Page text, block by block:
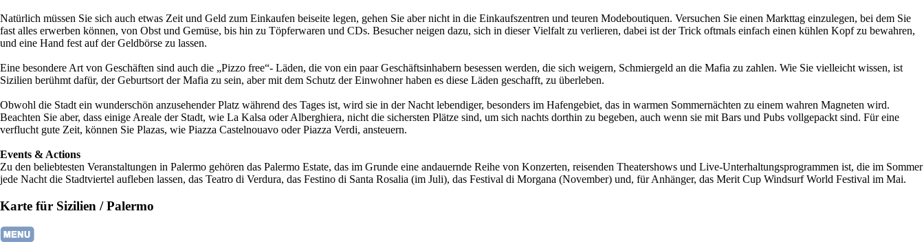
Natürlich müssen Sie sich auch etwas Zeit und Geld zum Einkaufen beiseite legen, gehen Sie aber nicht in die Einkaufszentren und teuren Modeboutiquen. Versuchen Sie einen Markttag einzulegen, bei dem Sie
fast alles erwerben können, von Obst und Gemüse, bis hin zu Töpferwaren und CDs. Besucher neigen dazu, sich in dieser Vielfalt zu verlieren, dabei ist der Trick oftmals einfach einen kühlen Kopf zu bewahren,
und eine Hand fest auf der Geldbörse zu lassen.
Eine besondere Art von Geschäften sind auch die „Pizzo free“- Läden, die von ein paar Geschäftsinhabern besessen werden, die sich weigern, Schmiergeld an die Mafia zu zahlen. Wie Sie vielleicht wissen, ist
Sizilien berühmt dafür, der Geburtsort der Mafia zu sein, aber mit dem Schutz der Einwohner haben es diese Läden geschafft, zu überleben.
Obwohl die Stadt ein wunderschön anzusehender Platz während des Tages ist, wird sie in der Nacht lebendiger, besonders im Hafengebiet, das in warmen Sommernächten zu einem wahren Magneten wird.
Beachten Sie aber, dass einige Areale der Stadt, wie La Kalsa oder Alberghiera, nicht die sichersten Plätze sind, um sich nachts dorthin zu begeben, auch wenn sie mit Bars und Pubs vollgepackt sind. Für eine
verflucht gute Zeit, können Sie Plazas, wie Piazza Castelnouavo oder Piazza Verdi, ansteuern.
Events & Actions
Zu den beliebtesten Veranstaltungen in Palermo gehören das Palermo Estate, das im Grunde eine andauernde Reihe von Konzerten, reisenden Theatershows und Live-Unterhaltungsprogrammen ist, die im Sommer
jede Nacht die Stadtviertel aufleben lassen, das Teatro di Verdura, das Festino di Santa Rosalia (im Juli), das Festival di Morgana (November) und, für Anhänger, das Merit Cup Windsurf World Festival im Mai.
Karte für Sizilien / Palermo